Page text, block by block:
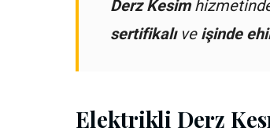
Derz Kesim
sertifikalıve işinde
Elektrikli Derz